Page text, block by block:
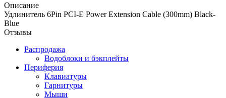
Описание
Удлинитель 6Pin PCI-E Power Extension Cable (300mm) Black-
Blue
Отзывы
Распродажа
Водоблоки и бэкплейты
Периферия
Клавиатуры
Гарнитуры
Мыши